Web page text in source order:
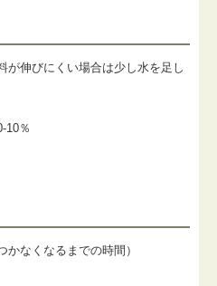
が伸びにくい場合は少し水を足し
10％
なくなるまでの時間）